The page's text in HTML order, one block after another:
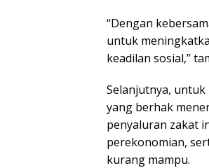
“Dengan
untuk
keadilan sosial,”
Selanjutnya,
yang berhak
penyaluran zakat
perekonomian,
kurang mampu.